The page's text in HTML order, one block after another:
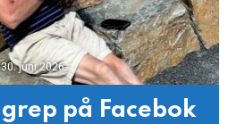
30. juni 2026
på Facebok